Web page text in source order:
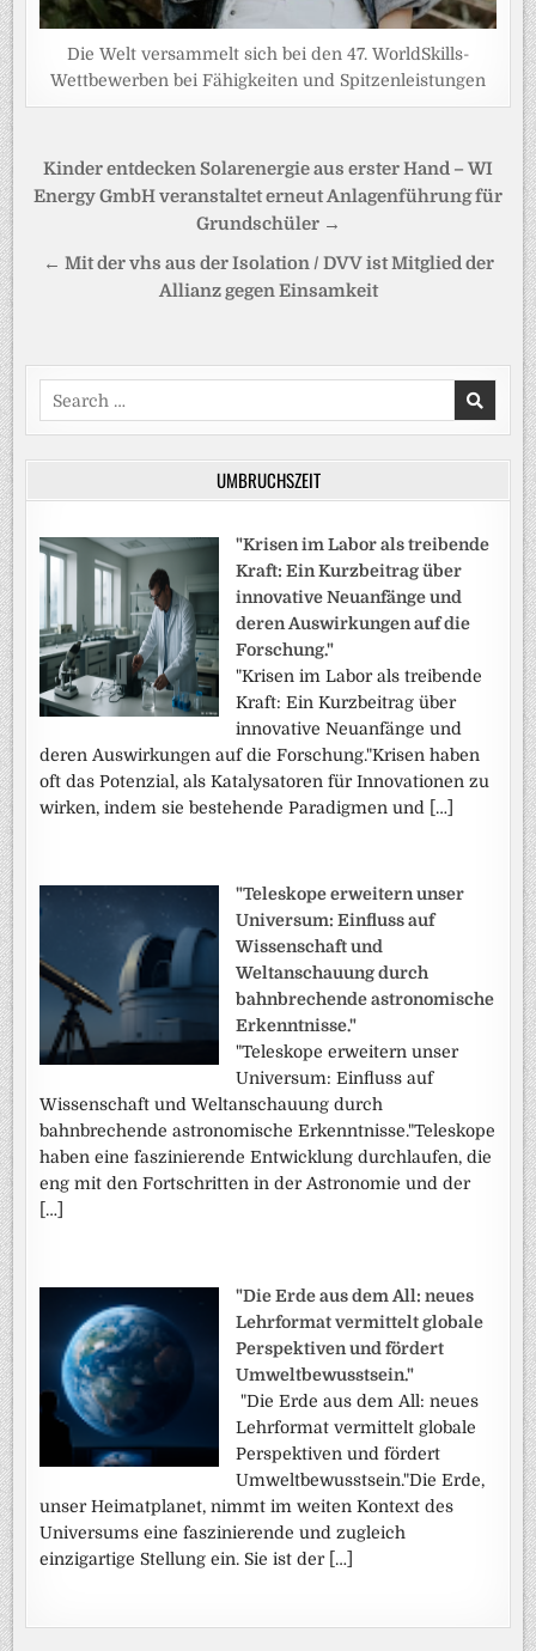
Die Welt versammelt sich bei den 47. WorldSkills-
Wettbewerben bei Fähigkeiten und Spitzenleistungen
Beitragsnavigation
Kinder entdecken Solarenergie aus erster Hand – WI
Energy GmbH veranstaltet erneut Anlagenführung für
Grundschüler →
← Mit der vhs aus der Isolation / DVV ist Mitglied der
Allianz gegen Einsamkeit
Search
for:
UMBRUCHSZEIT
"Krisen im Labor als treibende
Kraft: Ein Kurzbeitrag über
innovative Neuanfänge und
deren Auswirkungen auf die
Forschung."
"Krisen im Labor als treibende
Kraft: Ein Kurzbeitrag über
innovative Neuanfänge und
deren Auswirkungen auf die Forschung."Krisen haben
oft das Potenzial, als Katalysatoren für Innovationen zu
wirken, indem sie bestehende Paradigmen und […]
"Teleskope erweitern unser
Universum: Einfluss auf
Wissenschaft und
Weltanschauung durch
bahnbrechende astronomische
Erkenntnisse."
"Teleskope erweitern unser
Universum: Einfluss auf
Wissenschaft und Weltanschauung durch
bahnbrechende astronomische Erkenntnisse."Teleskope
haben eine faszinierende Entwicklung durchlaufen, die
eng mit den Fortschritten in der Astronomie und der
[…]
"Die Erde aus dem All: neues
Lehrformat vermittelt globale
Perspektiven und fördert
Umweltbewusstsein."
"Die Erde aus dem All: neues
Lehrformat vermittelt globale
Perspektiven und fördert
Umweltbewusstsein."Die Erde,
unser Heimatplanet, nimmt im weiten Kontext des
Universums eine faszinierende und zugleich
einzigartige Stellung ein. Sie ist der […]